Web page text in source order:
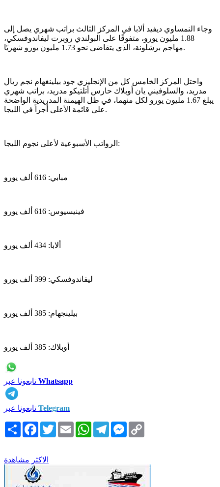
وجاء النمساوي ديفيد ألابا في المركز الثالث براتب شهري يصل إلى
1.88 مليون يورو، متفوقًا على البولندي روبرت ليفاندوفسكي،
مهاجم برشلونة، الذي يتقاضى نحو 1.73 مليون يورو شهريًا.
واحتل المركز الخامس كل من الإنجليزي جود بيلينغهام نجم ريال
مدريد، والسلوفيني يان أوبلاك حارس أتلتيكو مدريد، براتب شهري
يبلغ 1.67 مليون يورو لكل منهما، في ظل الهيمنة المدريدية الواضحة
على قائمة الأعلى أجراً في الليجا.
الرواتب الأسبوعية لأعلى نجوم الليجا:
مبابي: 616 ألف يورو
فينيسيوس: 616 ألف يورو
ألابا: 434 ألف يورو
ليفاندوفسكي: 399 ألف يورو
بيلينجهام: 385 ألف يورو
أوبلاك: 385 ألف يورو
Whatsapp
Telegram
انشر Facebook
TwitterEmail WhatsAppTelegramMessenger
الاكثر مشاهدة